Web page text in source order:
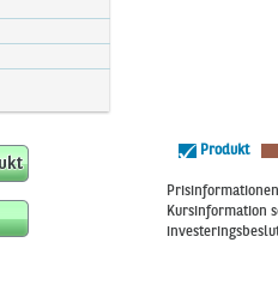
Produkt
Kursinformation